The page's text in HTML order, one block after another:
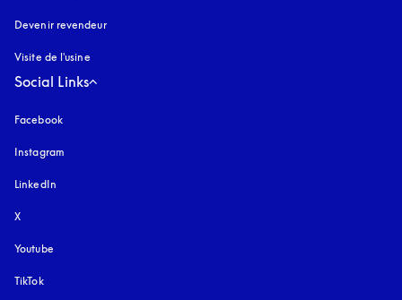
Devenir revendeur
Visite de l'usine
Social Links
Facebook
Instagram
LinkedIn
X
Youtube
TikTok